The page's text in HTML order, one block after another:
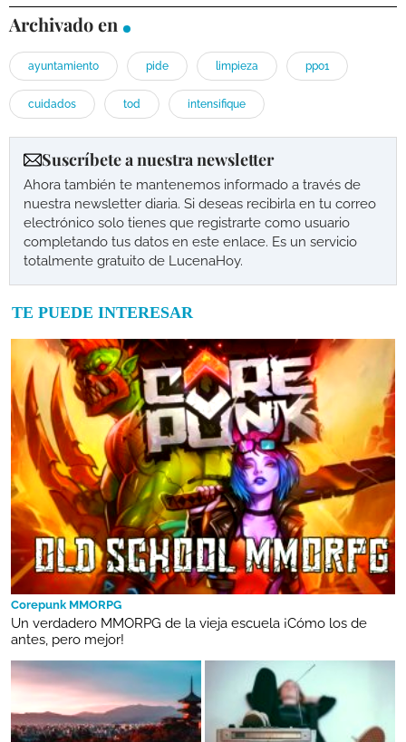
Archivado en
ayuntamiento pide limpieza ppo1
cuidados tod intensifique
Suscríbete a nuestra newsletter
Ahora también te mantenemos informado a través de
nuestra newsletter diaria. Si deseas recibirla en tu correo
electrónico solo tienes que registrarte como usuario
completando tus datos en este enlace. Es un servicio
totalmente gratuito de LucenaHoy.
TE PUEDE INTERESAR
Corepunk MMORPG
Un verdadero MMORPG de la vieja escuela ¡Cómo los de
antes, pero mejor!